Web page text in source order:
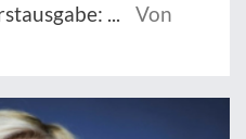
...
Von